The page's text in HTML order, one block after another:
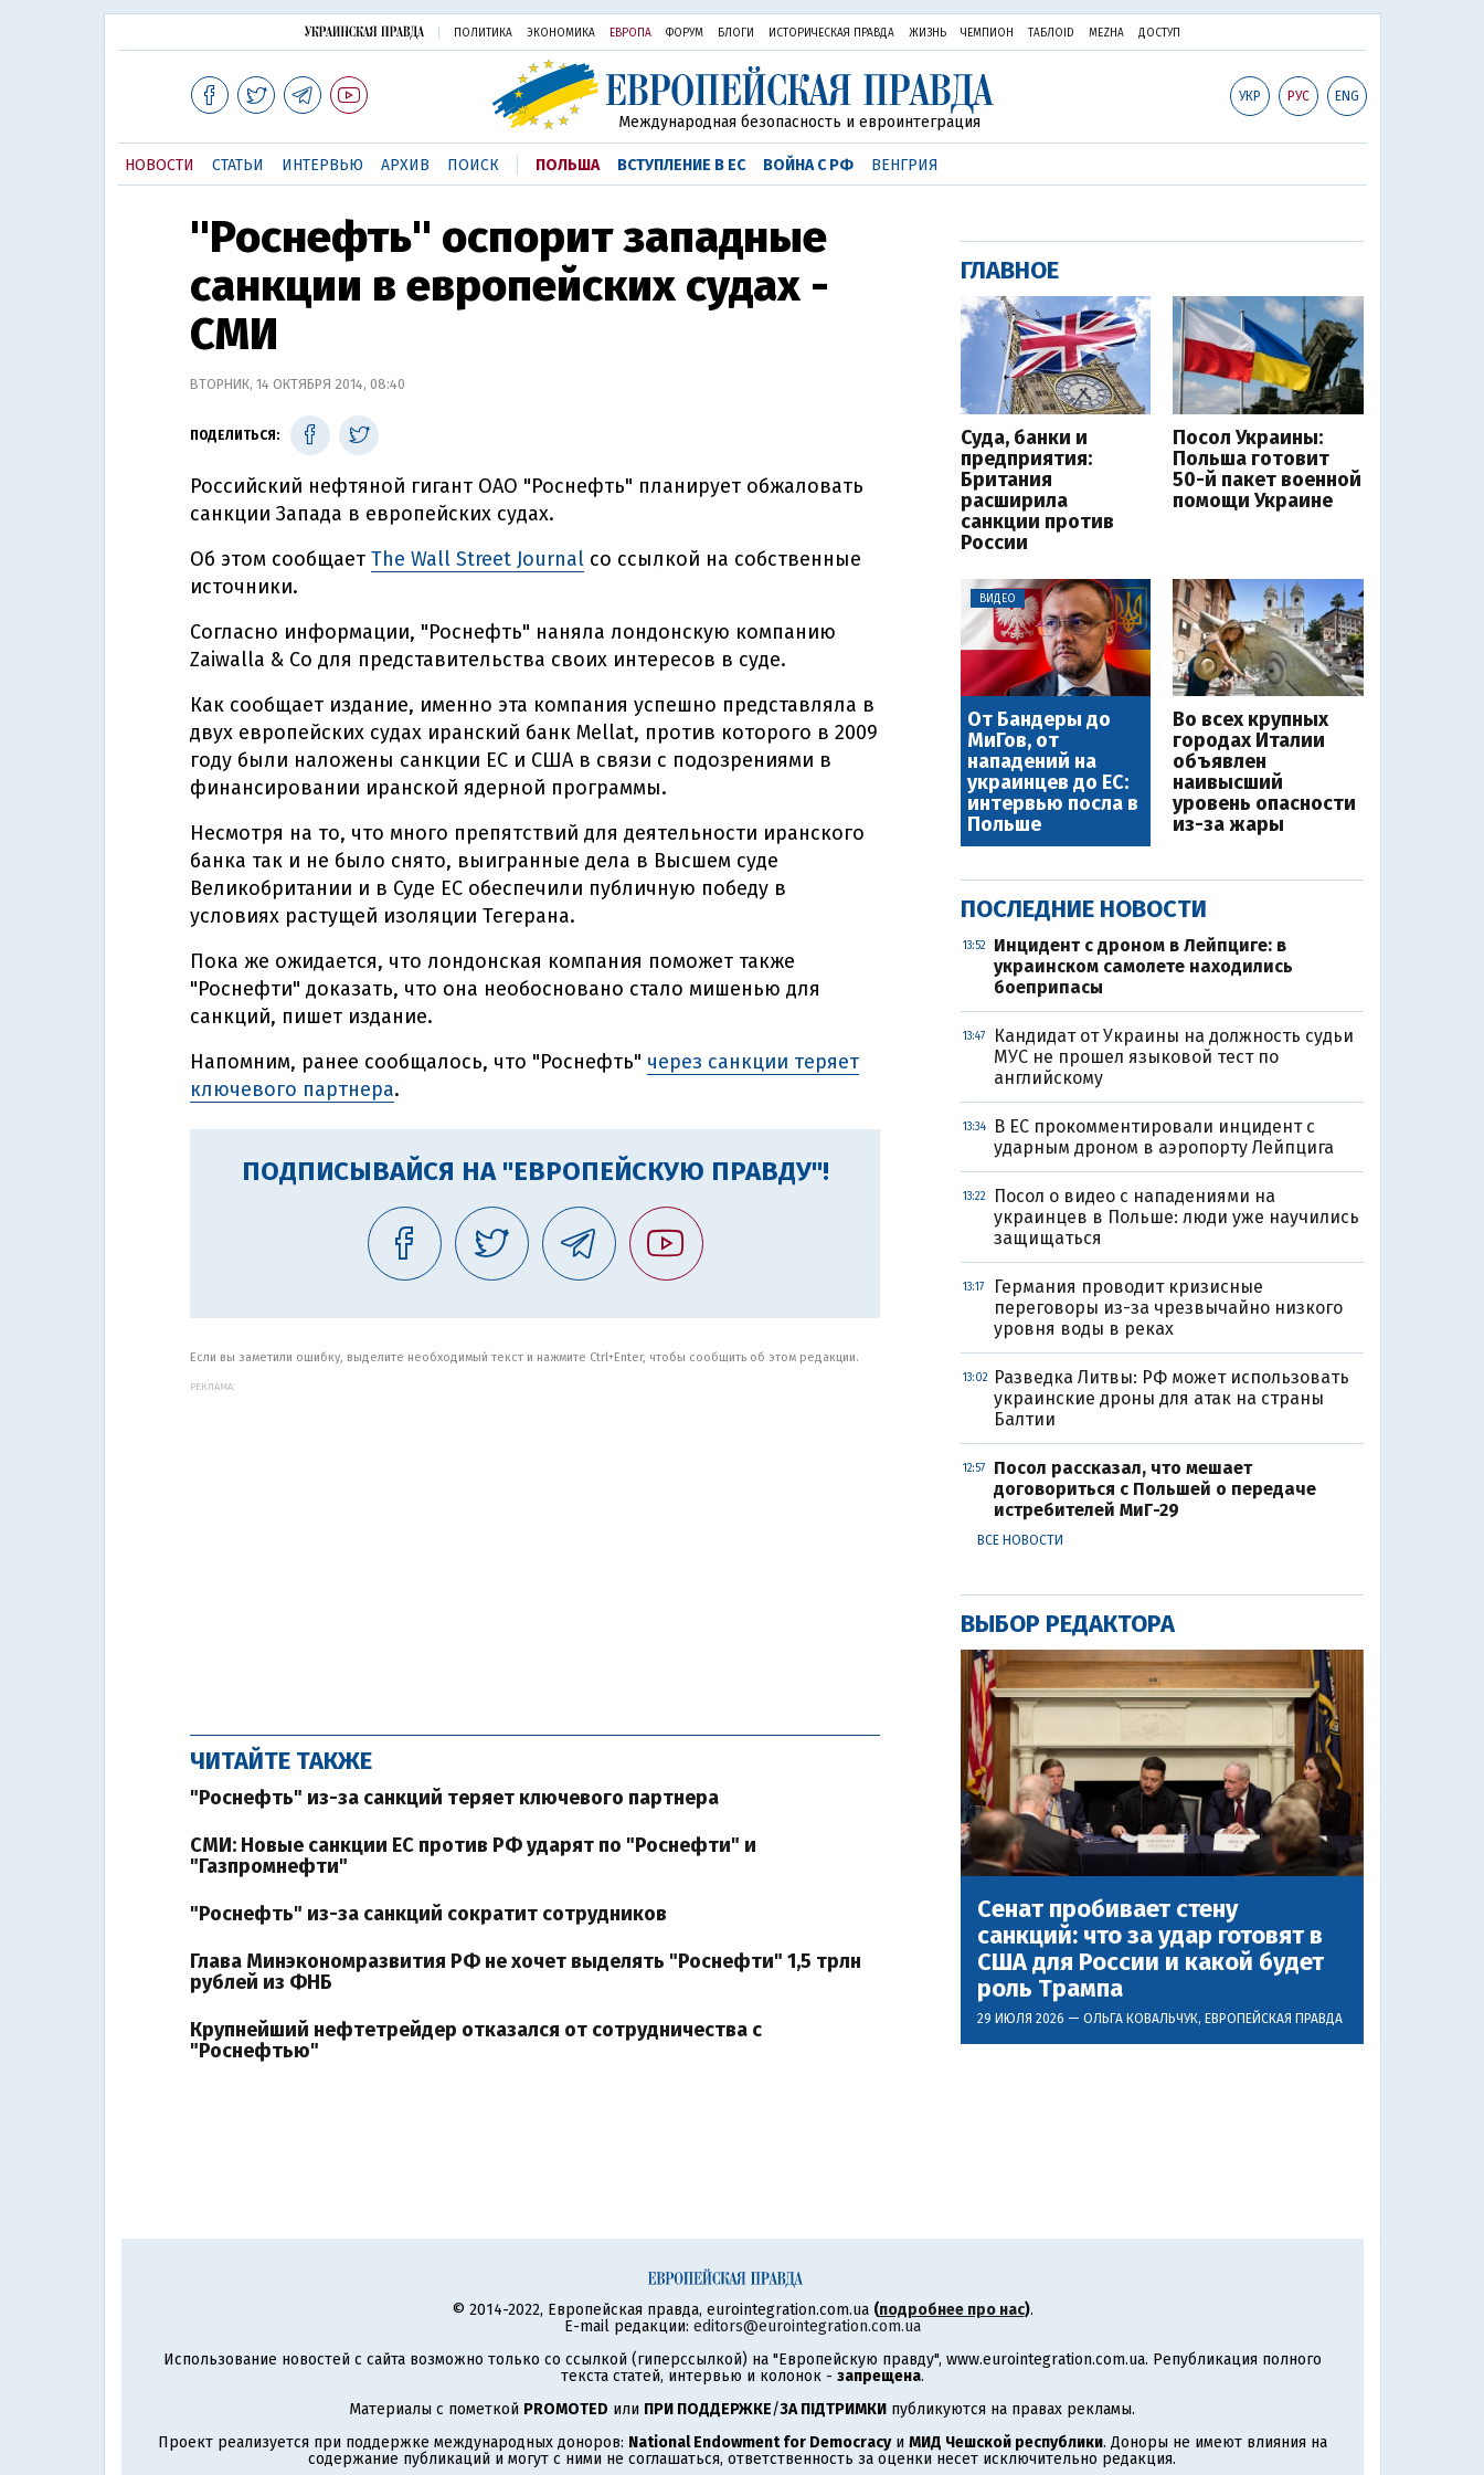
ПОЛИТИКА ЭКОНОМИКА ЕВРОПА ФОРУМ БЛОГИ ИСТОРИЧЕСКАЯ ПРАВДА ЖИЗНЬ ЧЕМПИОН ТАБЛОID MEZHA ДОСТУП
УКР РУС ENG
Международная безопасность и евроинтеграция
НОВОСТИ СТАТЬИ ИНТЕРВЬЮ АРХИВ ПОИСК ПОЛЬША ВСТУПЛЕНИЕ В ЕС ВОЙНА С РФ ВЕНГРИЯ
"Роснефть" оспорит западные
санкции в европейских судах -
СМИ
ВТОРНИК, 14 ОКТЯБРЯ 2014, 08:40
ПОДЕЛИТЬСЯ:
Российский нефтяной гигант ОАО "Роснефть" планирует обжаловать
санкции Запада в европейских судах.
Об этом сообщает The Wall Street Journal со ссылкой на собственные
источники.
Согласно информации, "Роснефть" наняла лондонскую компанию
Zaiwalla & Co для представительства своих интересов в суде.
Как сообщает издание, именно эта компания успешно представляла в
двух европейских судах иранский банк Mellat, против которого в 2009
году были наложены санкции ЕС и США в связи с подозрениями в
финансировании иранской ядерной программы.
Несмотря на то, что много препятствий для деятельности иранского
банка так и не было снято, выигранные дела в Высшем суде
Великобритании и в Суде ЕС обеспечили публичную победу в
условиях растущей изоляции Тегерана.
Пока же ожидается, что лондонская компания поможет также
"Роснефти" доказать, что она необосновано стало мишенью для
санкций, пишет издание.
Напомним, ранее сообщалось, что "Роснефть" через санкции теряет
ключевого партнера.
ПОДПИСЫВАЙСЯ НА "ЕВРОПЕЙСКУЮ ПРАВДУ"!
Если вы заметили ошибку, выделите необходимый текст и нажмите Ctrl+Enter, чтобы сообщить об этом редакции.
РЕКЛАМА:
ЧИТАЙТЕ ТАКЖЕ
"Роснефть" из-за санкций теряет ключевого партнера
СМИ: Новые санкции ЕС против РФ ударят по "Роснефти" и
"Газпромнефти"
"Роснефть" из-за санкций сократит сотрудников
Глава Минэкономразвития РФ не хочет выделять "Роснефти" 1,5 трлн
рублей из ФНБ
Крупнейший нефтетрейдер отказался от сотрудничества с
"Роснефтью"
ГЛАВНОЕ
Суда, банки и
предприятия:
Британия
расширила
санкции против
России
Посол Украины:
Польша готовит
50-й пакет военной
помощи Украине
ВИДЕО
От Бандеры до
МиГов, от
нападений на
украинцев до ЕС:
интервью посла в
Польше
Во всех крупных
городах Италии
объявлен
наивысший
уровень опасности
из-за жары
ПОСЛЕДНИЕ НОВОСТИ
13:52
Инцидент с дроном в Лейпциге: в
украинском самолете находились
боеприпасы
13:47
Кандидат от Украины на должность судьи
МУС не прошел языковой тест по
английскому
13:34
В ЕС прокомментировали инцидент с
ударным дроном в аэропорту Лейпцига
13:22
Посол о видео с нападениями на
украинцев в Польше: люди уже научились
защищаться
13:17
Германия проводит кризисные
переговоры из-за чрезвычайно низкого
уровня воды в реках
13:02
Разведка Литвы: РФ может использовать
украинские дроны для атак на страны
Балтии
12:57
Посол рассказал, что мешает
договориться с Польшей о передаче
истребителей МиГ-29
ВСЕ НОВОСТИ
ВЫБОР РЕДАКТОРА
Сенат пробивает стену
санкций: что за удар готовят в
США для России и какой будет
роль Трампа
29 ИЮЛЯ 2026 — ОЛЬГА КОВАЛЬЧУК, ЕВРОПЕЙСКАЯ ПРАВДА
© 2014-2022, Европейская правда, eurointegration.com.ua (подробнее про нас).
E-mail редакции: editors@eurointegration.com.ua
Использование новостей с сайта возможно только со ссылкой (гиперссылкой) на "Европейскую правду", www.eurointegration.com.ua. Републикация полного
текста статей, интервью и колонок - запрещена.
Материалы с пометкой PROMOTED или ПРИ ПОДДЕРЖКЕ/ЗА ПІДТРИМКИ публикуются на правах рекламы.
Проект реализуется при поддержке международных доноров: National Endowment for Democracyи МИД Чешской республики. Доноры не имеют влияния на
содержание публикаций и могут с ними не соглашаться, ответственность за оценки несет исключительно редакция.